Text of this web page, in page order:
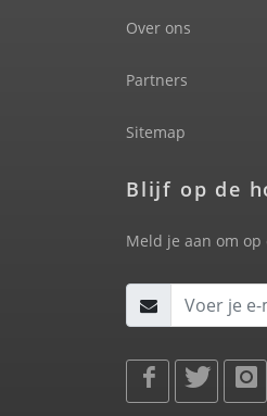
Over ons
Partners
Sitemap
Blijf op de
Meld je aan om